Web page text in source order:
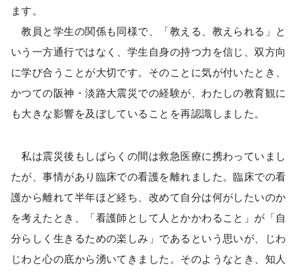
ます。
教員と学生の関係も同様で、「教える、教えられる」と
いう一方通行ではなく、学生自身の持つ力を信じ、双方向
に学び合うことが大切です。そのことに気が付いたとき、
かつての阪神・淡路大震災での経験が、わたしの教育観に
も大きな影響を及ぼしていることを再認識しました。
私は震災後もしばらくの間は救急医療に携わっていまし
たが、事情があり臨床での看護を離れました。臨床での看
護から離れて半年ほど経ち、改めて自分は何がしたいのか
を考えたとき、「看護師として人とかかわること」が「自
分らしく生きるための楽しみ」であるという思いが、じわ
じわと心の底から湧いてきました。そのようなとき、知人